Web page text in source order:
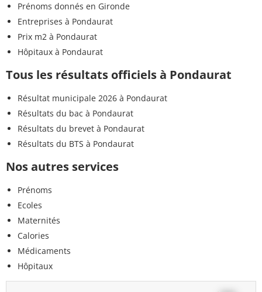
Prénoms donnés en Gironde
Entreprises à Pondaurat
Prix m2 à Pondaurat
Hôpitaux à Pondaurat
Tous les résultats officiels à Pondaurat
Résultat municipale 2026 à Pondaurat
Résultats du bac à Pondaurat
Résultats du brevet à Pondaurat
Résultats du BTS à Pondaurat
Nos autres services
Prénoms
Ecoles
Maternités
Calories
Médicaments
Hôpitaux